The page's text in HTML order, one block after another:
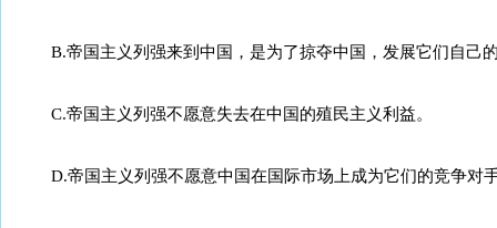
B.帝国主义列强来到中国，是为了掠夺中国，发展它们自己
C.帝国主义列强不愿意失去在中国的殖民主义利益。
D.帝国主义列强不愿意中国在国际市场上成为它们的竞争对